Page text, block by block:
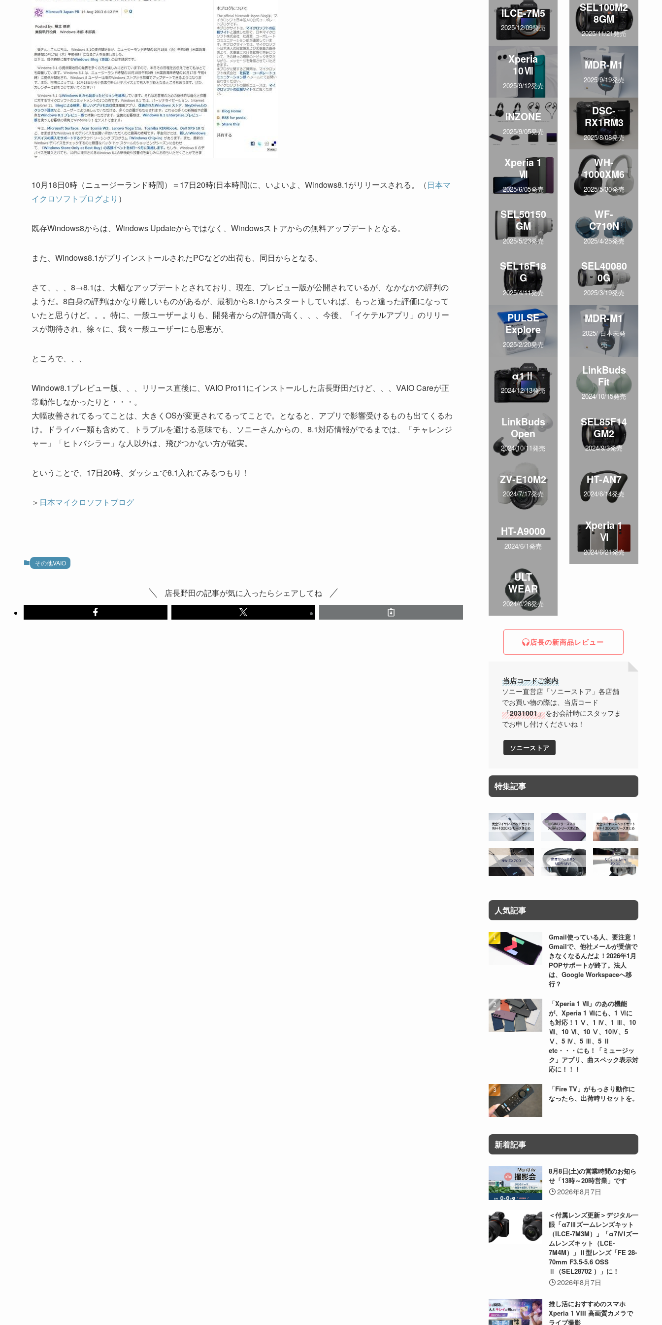
10月18日0時（ニュージーランド時間）＝17日20時(日本時間)に、いよいよ、Windows8.1がリリースされる。（日本マ
イクロソフトブログより ）
既存Windows8からは、Windows Updateからではなく、Windowsストアからの無料アップデートとなる。
また、Windows8.1がプリインストールされたPCなどの出荷も、同日からとなる。
さて、、、8→8.1は、大幅なアップデートとされており、現在、プレビュー版が公開されているが、なかなかの評判の
ようだ。8自身の評判はかなり厳しいものがあるが、最初から8.1からスタートしていれば、もっと違った評価になって
いたと思うけど。。。特に、一般ユーザーよりも、開発者からの評価が高く、、、今後、「イケテルアプリ」のリリー
スが期待され、徐々に、我々一般ユーザーにも恩恵が。
ところで、、、
Window8.1プレビュー版、、、リリース直後に、VAIO Pro11にインストールした店長野田だけど、、、VAIO Careが正
常動作しなかったりと・・・。
大幅改善されてるってことは、大きくOSが変更されてるってことで。となると、アプリで影響受けるものも出てくるわ
け。ドライバー類も含めて、トラブルを避ける意味でも、ソニーさんからの、8.1対応情報がでるまでは、「チャレンジ
ャー」「ヒトバシラー」な人以外は、飛びつかない方が確実。
ということで、17日20時、ダッシュで8.1入れてみるつもり！
＞ 日本マイクロソフトブログ
その他VAIO
店長野田の記事が気に入ったらシェアしてね
ILCE-7M5
2025/12/09発売
SEL100M2
8GM
2025/11/21発売
Xperia
10Ⅶ
2025/9/12発売
MDR-M1
2025/9/19発売
INZONE
2025/9/05発売
DSC-
RX1RM3
2025/8/08発売
Xperia 1
Ⅶ
2025/6/05発売
WH-
1000XM6
2025/5/30発売
SEL50150
GM
2025/5/23発売
WF-
C710N
2025/4/25発売
SEL16F18
G
2025/4/11発売
SEL40080
0G
2025/3/19発売
PULSE
Explore
2025/2/20発売
MDR-M1
2025/ 日本未発
売
α1Ⅱ
2024/12/13発売
LinkBuds
Fit
2024/10/15発売
LinkBuds
Open
2024/10/11発売
SEL85F14
GM2
2024/9/3発売
ZV-E10M2
2024/7/17発売
HT-AN7
2024/6/14発売
HT-A9000
2024/6/1発売
Xperia 1
Ⅵ
2024/6/21発売
ULT
WEAR
2024/4/26発売
店長の新商品レビュー
当店コードご案内
ソニー直営店「ソニーストア」各店舗
でお買い物の際は、当店コード
「2031001」をお会計時にスタッフま
でお申し付けくださいね！
ソニーストア
特集記事
人気記事
Gmail使っている人、要注意！
Gmailで、他社メールが受信で
きなくなるんだよ！2026年1月
POPサポートが終了。法人
は、Google Workspaceへ移
行？
「Xperia 1 Ⅷ」のあの機能
が、Xperia 1 Ⅶにも、1 Ⅵに
も対応！1 Ⅴ、1 Ⅳ、1 Ⅲ、10
Ⅶ、10 Ⅵ、10 Ⅴ、10Ⅳ、5
Ⅴ、5 Ⅳ、5 Ⅲ、5 Ⅱ
etc・・・にも！「ミュージッ
ク」アプリ、曲スペック表示対
応に！！！
「Fire TV」がもっさり動作に
なったら、出荷時リセットを。
新着記事
8月8日(土)の営業時間のお知ら
せ「13時～20時営業」です
2026年8月7日
＜付属レンズ更新＞デジタル一
眼「α7Ⅲズームレンズキット
（ILCE-7M3M）」「α7ⅣIズー
ムレンズキット（LCE-
7M4M）」Ⅱ型レンズ「FE 28-
70mm F3.5-5.6 OSS
Ⅱ（SEL28702 ）」に！
2026年8月7日
推し活におすすめのスマホ
Xperia 1 VIII 高画質カメラで
ライブ撮影